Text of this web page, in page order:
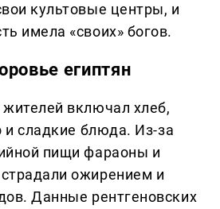
культовые центры, и
имела «своих» богов.
египтян
включал хлеб,
и сладкие блюда. Из-за
пищи фараоны и
ожирением и
Данные рентгеновских